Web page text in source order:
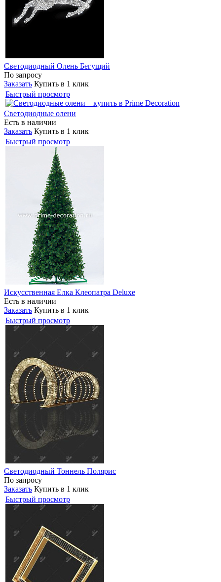
Светодиодный Олень Бегущий
По запросу
Заказать Купить в 1 клик
Быстрый просмотр
Светодиодные олени
Есть в наличии
Заказать Купить в 1 клик
Быстрый просмотр
Искусственная Елка Клеопатра Deluxe
Есть в наличии
Заказать Купить в 1 клик
Быстрый просмотр
Светодиодный Тоннель Полярис
По запросу
Заказать Купить в 1 клик
Быстрый просмотр